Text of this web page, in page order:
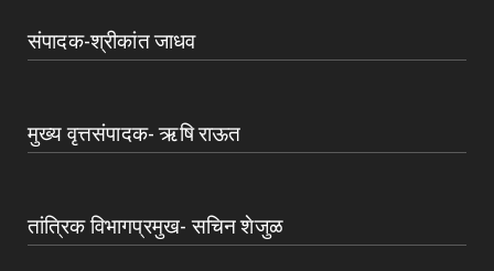
संपादक-श्रीकांत जाधव
मुख्य वृत्तसंपादक- ऋषि राऊत
तांत्रिक विभागप्रमुख- सचिन शेजुळ